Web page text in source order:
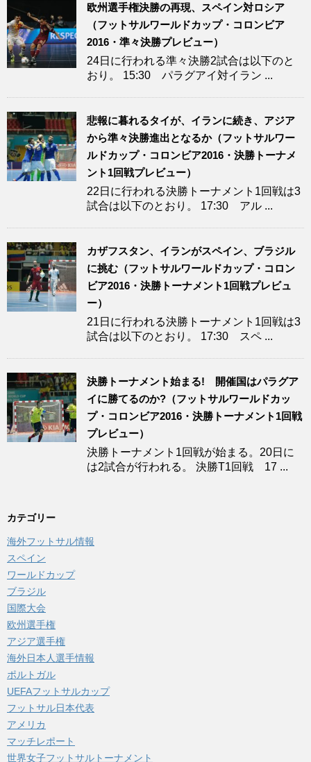
欧州選手権決勝の再現、スペイン対ロシア
（フットサルワールドカップ・コロンビア
2016・準々決勝プレビュー）
24日に行われる準々決勝2試合は以下のと
おり。 15:30 パラグアイ対イラン ...
悲報に暮れるタイが、イランに続き、アジア
から準々決勝進出となるか（フットサルワー
ルドカップ・コロンビア2016・決勝トーナメ
ント1回戦プレビュー）
22日に行われる決勝トーナメント1回戦は3
試合は以下のとおり。 17:30 アル ...
カザフスタン、イランがスペイン、ブラジル
に挑む（フットサルワールドカップ・コロン
ビア2016・決勝トーナメント1回戦プレビュ
ー）
21日に行われる決勝トーナメント1回戦は3
試合は以下のとおり。 17:30 スペ ...
決勝トーナメント始まる! 開催国はパラグア
イに勝てるのか?（フットサルワールドカッ
プ・コロンビア2016・決勝トーナメント1回戦
プレビュー）
決勝トーナメント1回戦が始まる。20日に
は2試合が行われる。 決勝T1回戦 17 ...
カテゴリー
海外フットサル情報
スペイン
ワールドカップ
ブラジル
国際大会
欧州選手権
アジア選手権
海外日本人選手情報
ポルトガル
UEFAフットサルカップ
フットサル日本代表
アメリカ
マッチレポート
世界女子フットサルトーナメント